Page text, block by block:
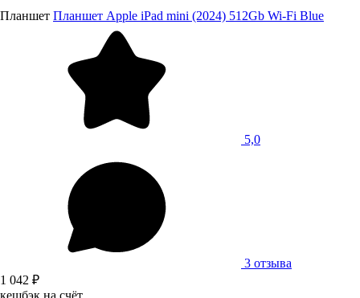
Планшет Планшет Apple iPad mini (2024) 512Gb Wi-Fi Blue
5,0
3 отзыва
1 042 ₽